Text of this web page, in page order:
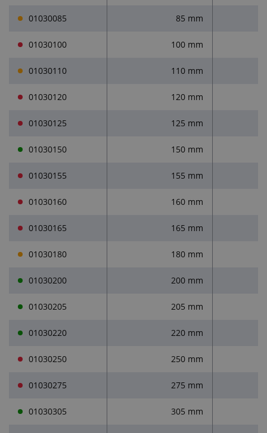
01030085 85 mm
01030100 100 mm
01030110 110 mm
01030120 120 mm
01030125 125 mm
01030150 150 mm
01030155 155 mm
01030160 160 mm
01030165 165 mm
01030180 180 mm
01030200 200 mm
01030205 205 mm
01030220 220 mm
01030250 250 mm
01030275 275 mm
01030305 305 mm